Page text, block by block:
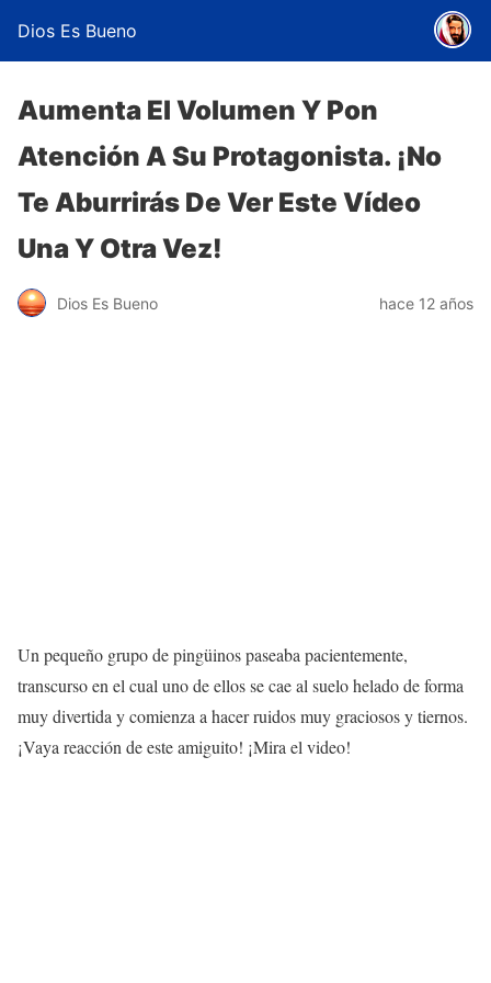
Dios Es Bueno
Aumenta El Volumen Y Pon
Atención A Su Protagonista. ¡No
Te Aburrirás De Ver Este Vídeo
Una Y Otra Vez!
Dios Es Bueno hace 12 años
Un pequeño grupo de pingüinos paseaba pacientemente,
transcurso en el cual uno de ellos se cae al suelo helado de forma
muy divertida y comienza a hacer ruidos muy graciosos y tiernos.
¡Vaya reacción de este amiguito! ¡Mira el video!